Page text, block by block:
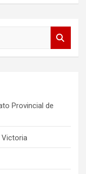
Provincial de
Victoria